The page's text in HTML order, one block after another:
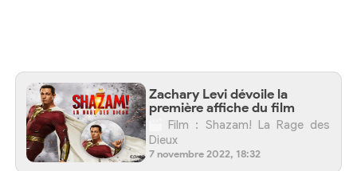
Zachary Levi dévoile la
première affiche du film
Film : Shazam! La Rage des
Dieux
7 novembre 2022, 18:32